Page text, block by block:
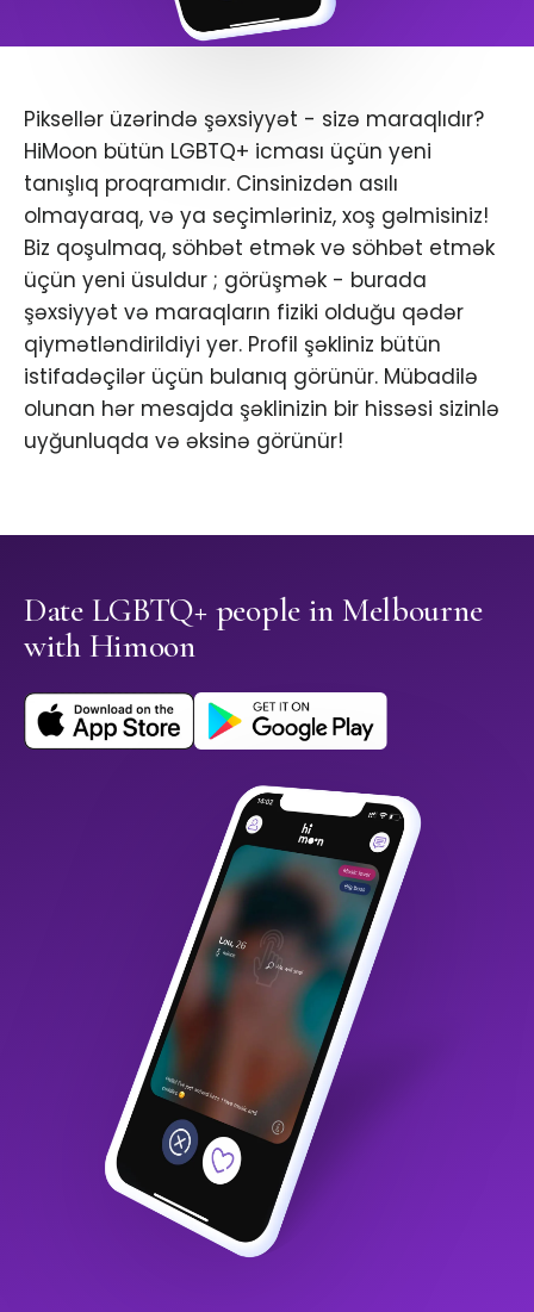
Piksellər üzərində şəxsiyyət - sizə maraqlıdır?
HiMoon bütün LGBTQ+ icması üçün yeni
tanışlıq proqramıdır. Cinsinizdən asılı
olmayaraq, və ya seçimləriniz, xoş gəlmisiniz!
Biz qoşulmaq, söhbət etmək və söhbət etmək
üçün yeni üsuldur ; görüşmək - burada
şəxsiyyət və maraqların fiziki olduğu qədər
qiymətləndirildiyi yer. Profil şəkliniz bütün
istifadəçilər üçün bulanıq görünür. Mübadilə
olunan hər mesajda şəklinizin bir hissəsi sizinlə
uyğunluqda və əksinə görünür!
Date LGBTQ+ people in Melbourne
with Himoon